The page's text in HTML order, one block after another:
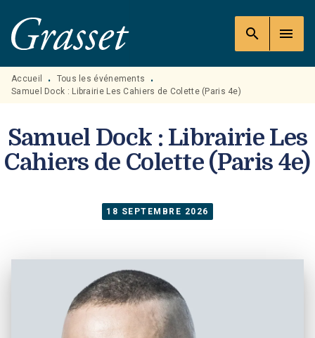
MENU RECHERCHE
PIED DE PAGE
search menu
Accueil • Tous les événements
•
Samuel Dock : Librairie Les Cahiers de Colette (Paris 4e)
Samuel Dock : Librairie Les
Cahiers de Colette (Paris 4e)
18 SEPTEMBRE 2026